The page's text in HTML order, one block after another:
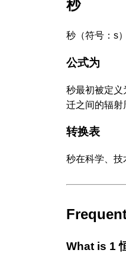
秒
秒（符号：s
公式为
秒最初被定义
迁之间的辐射
转换表
秒在科学、技
What is 1